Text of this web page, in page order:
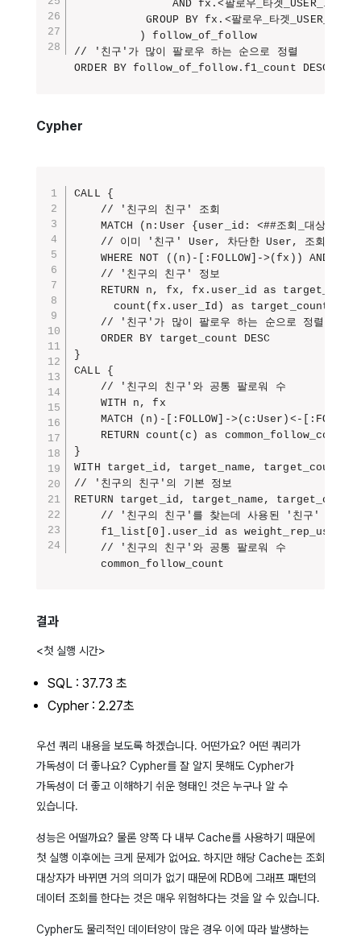
AND fx.<팔로우_타겟_USER_ID>
           GROUP BY fx.<팔로우_타겟_USER_ID>
          ) follow_of_follow
// '친구'가 많이 팔로우 하는 순으로 정렬
ORDER BY follow_of_follow.f1_count DESC
Cypher
CALL {
    // '친구의 친구' 조회
MATCH (n:User {user_id: <##조회_대상
// 이미 '친구' User, 차단한 User, 조회 당사
WHERE NOT ((n)-[:FOLLOW]->(fx)) AND
    // '친구의 친구' 정보
RETURN n, fx, fx.user_id as target_id,
count(fx.user_Id) as target_count,
    // '친구'가 많이 팔로우 하는 순으로 정렬
    ORDER BY target_count DESC
}
CALL {
    // '친구의 친구'와 공통 팔로워 수
    WITH n, fx
MATCH (n)-[:FOLLOW]->(c:User)<-
    RETURN count(c) as common_follow_count
}
WITH target_id, target_name, target_count,
// '친구의 친구'의 기본 정보
RETURN target_id, target_name, target_count,
// '친구의 친구'를 찾는데 사용된 '친구' 기본
f1_list[0].user_id as
    // '친구의 친구'와 공통 팔로워 수
    common_follow_count
결과
<첫 실행 시간>
SQL : 37.73 초
Cypher : 2.27초
우선 쿼리 내용을 보도록 하겠습니다. 어떤가요? 어떤 쿼리가
가독성이 더 좋나요? Cypher를 잘 알지 못해도 Cypher가
가독성이 더 좋고 이해하기 쉬운 형태인 것은 누구나 알 수
있습니다.
성능은 어떨까요? 물론 양쪽 다 내부 Cache를 사용하기 때문에
첫 실행 이후에는 크게 문제가 없어요. 하지만 해당 Cache는 조회
대상자가 바뀌면 거의 의미가 없기 때문에 RDB에 그래프 패턴의
데이터 조회를 한다는 것은 매우 위험하다는 것을 알 수 있습니다.
Cypher도 물리적인 데이터양이 많은 경우 이에 따라 발생하는